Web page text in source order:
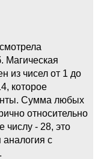
Магическая
из чисел от 1 до
которое
Сумма любых
относительно
числу - 28, это
аналогия с